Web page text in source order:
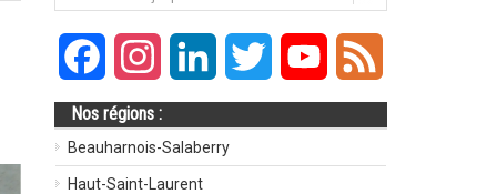
FacebookInstagramLinkedIn Twitter YouTube
Nos régions :
Beauharnois-Salaberry
Haut-Saint-Laurent